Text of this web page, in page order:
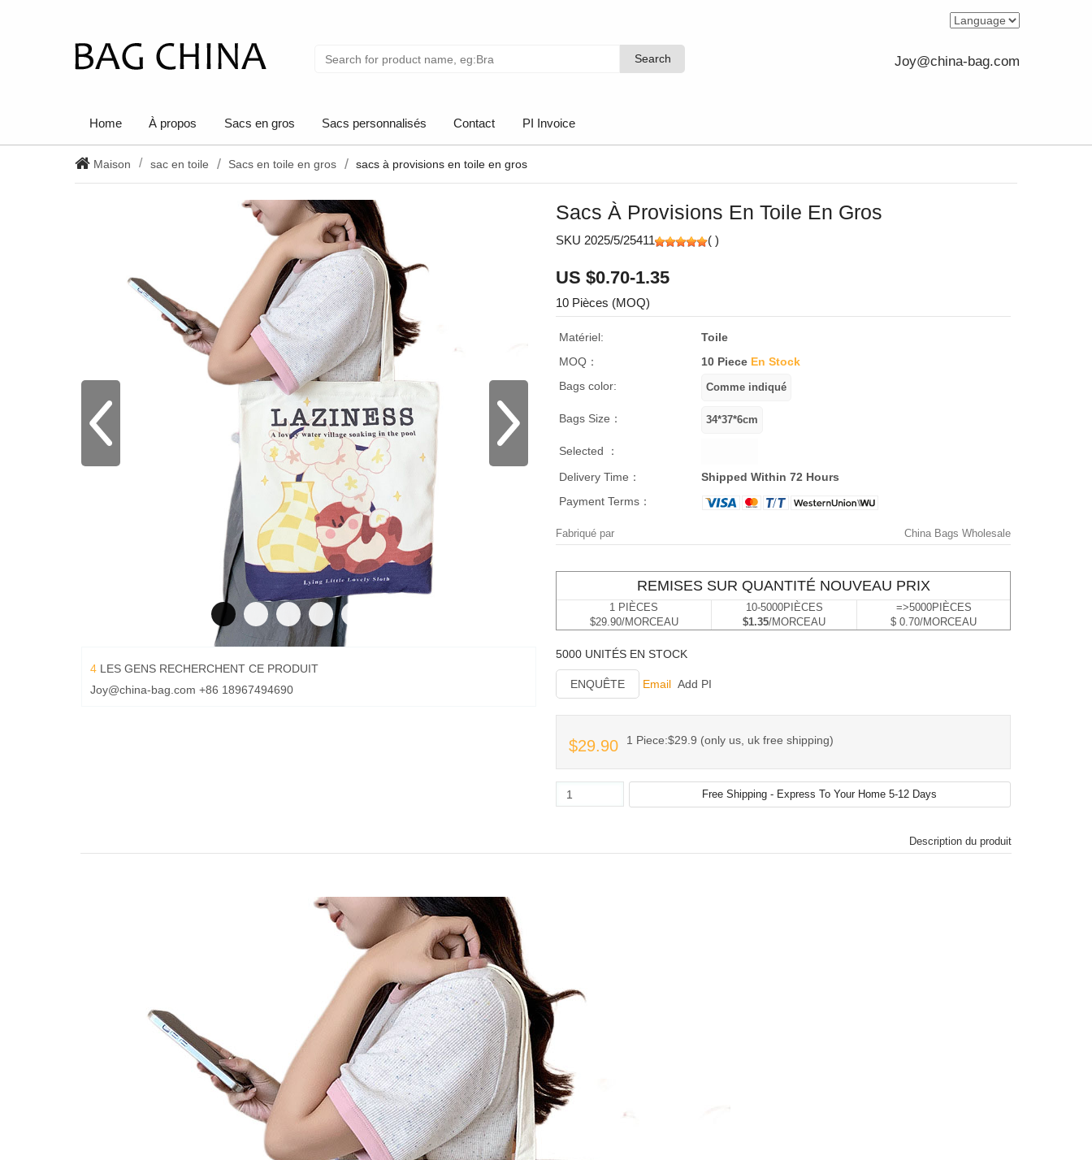
Search
Search Joy@china-bag.com
Home À propos Sacs en gros Sacs personnalisés Contact PI Invoice
Maison sac en toile Sacs en toile en gros sacs à provisions en toile en gros
4 LES GENS RECHERCHENT CE PRODUIT
Joy@china-bag.com +86 18967494690
Sacs À Provisions En Toile En Gros
SKU 2025/5/25411 ( )
US $0.70-1.35
10 Pièces (MOQ)
Matériel:
Toile
MOQ：
10 Piece En Stock
Bags color:
Bags Size：
Selected ：
Delivery Time：
Shipped Within 72 Hours
Payment Terms：
Fabriqué par China Bags Wholesale
REMISES SUR QUANTITÉ NOUVEAU PRIX
1 PIÈCES
$29.90/MORCEAU
10-5000PIÈCES
$1.35/MORCEAU
=>5000PIÈCES
$ 0.70/MORCEAU
5000 UNITÉS EN STOCK
ENQUÊTE Email Add PI
$29.90 1 Piece:$29.9 (only us, uk free shipping)
Description du produit